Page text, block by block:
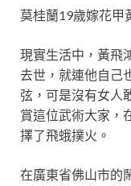
莫桂蘭19歲嫁花甲
現實生活中，黃飛
去世，就連他自己
弦，可是沒有女人
賞這位武術大家，
擇了飛蛾撲火。
在廣東省佛山市的